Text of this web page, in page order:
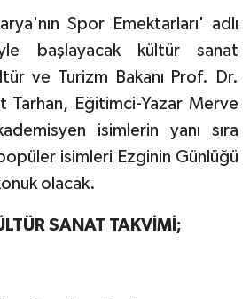
Spor Emektarları' adlı
başlayacak kültür sanat
ve Turizm Bakanı Prof. Dr.
Tarhan, Eğitimci-Yazar Merve
isimlerin yanı sıra
isimleri Ezginin Günlüğü
olacak.
SANAT TAKVİMİ;